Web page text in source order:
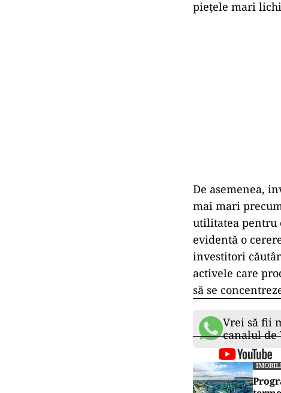
piețele mari
De asemenea,
mai mari
utilitatea pentru
evidentă o
investitori
activele care
să se
Vrei să fii
canalul de